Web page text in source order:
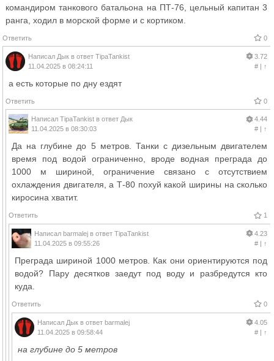
командиром танкового батальона на ПТ-76, цельный капитан 3
ранга, ходил в морской форме и с кортиком.
Ответить 0
Написал Дык в ответ TipaTankist
11.04.2025 в 08:24:11
3.72
#| ↑
а есть которые по дну ездят
Ответить 0
Написал TipaTankist в ответ Дык
11.04.2025 в 08:30:03
4.44
#| ↑
Да на глубине до 5 метров. Танки с дизельным двигателем
время под водой ограниченно, вроде водная преграда до
1000 м шириной, ограничение связано с отсутствием
охлаждения двигателя, а Т-80 похуй какой ширины на сколько
киросина хватит.
Ответить 1
Написал barmalej в ответ TipaTankist
11.04.2025 в 09:55:26
4.23
#| ↑
Преграда шириной 1000 метров. Как они ориентируются под
водой? Пару десятков заедут под воду и разбредутся кто
куда.
Ответить 0
Написал Дык в ответ barmalej
11.04.2025 в 09:58:44
4.05
#| ↑
на глубине до 5 метров